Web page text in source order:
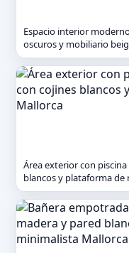
Espacio interior
oscuros y mobiliario
Área exterior con
blancos y plataforma de